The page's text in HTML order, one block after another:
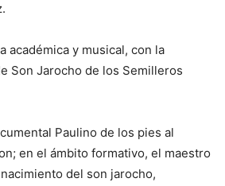
académica y musical, con la
Son Jarocho de los Semilleros
Paulino de los pies al
en el ámbito formativo, el maestro
del son jarocho,